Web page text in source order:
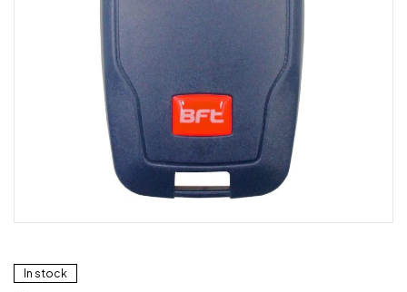
In stock